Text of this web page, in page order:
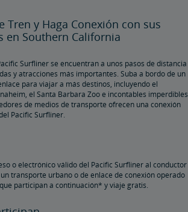
Tren y Haga Conexión con sus
en Southern California
Surfliner se encuentran a unos pasos de distancia
y atracciones más importantes. Suba a bordo de un
para viajar a más destinos, incluyendo el
el Santa Barbara Zoo e incontables imperdibles
de medios de transporte ofrecen una conexión
Pacific Surfliner.
o electrónico válido del Pacific Surfliner al conductor
transporte urbano o de enlace de conexión operado
participan a continuación* y viaje gratis.